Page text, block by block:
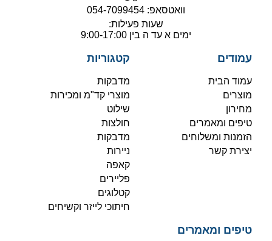
וואטסאפ: 054-7099454
שעות פעילות:
ימים א עד ה בין 9:00-17:00
עמודים
עמוד הבית
מוצרים
מחירון
טיפים ומאמרים
הזמנות ומשלוחים
יצירת קשר
קטגוריות
מדבקות
מוצרי קד"מ ומכירות
שילוט
חולצות
מדבקות
ניירות
קאפה
פליירים
קטלוגים
חיתוכי לייזר וקשיחים
טיפים ומאמרים